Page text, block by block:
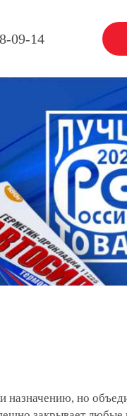
09-14
назначению, но